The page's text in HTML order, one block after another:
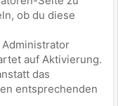
ob du diese
auf Aktivierung.
das
entsprechenden